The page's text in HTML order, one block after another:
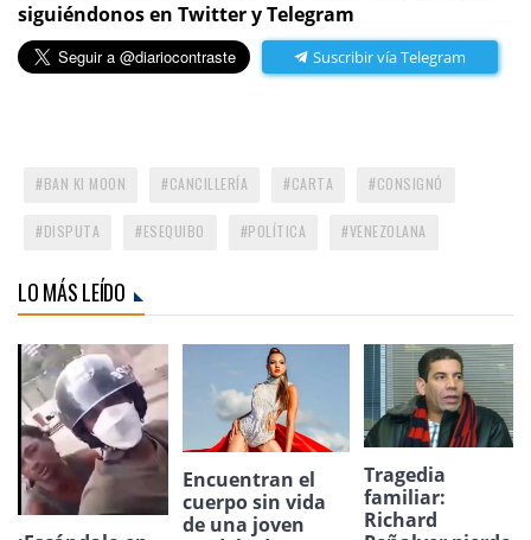
siguiéndonos en Twitter y Telegram
Suscribir vía Telegram
BAN KI MOON CANCILLERÍA CARTA CONSIGNÓ
DISPUTA ESEQUIBO POLÍTICA VENEZOLANA
LO MÁS LEÍDO
Encuentran el
cuerpo sin vida
de una joven
Tragedia
familiar:
Richard